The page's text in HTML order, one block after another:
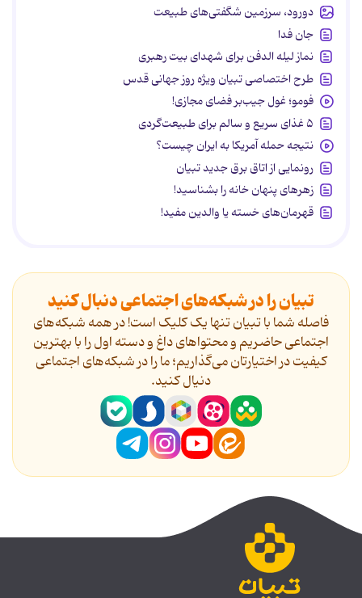
دورود، سرزمین شگفتی‌های طبیعت
جان فدا
نماز لیله الدفن برای شهدای بیت رهبری
طرح اختصاصی تبیان ویژه روز جهانی قدس
فومو؛ غول جیب‌بر فضای مجازی!
۵ غذای سریع و سالم برای طبیعت‌گردی
نتیجه حمله آمریکا به ایران چیست؟
رونمایی از اتاق برق جدید تبیان
زهرهای پنهان خانه را بشناسید!
قهرمان‌های خسته یا والدین مفید!
تبیان را در شبکه‌های اجتماعی دنبال کنید
فاصله شما با تبیان تنها یک کلیک است! در همه شبکه‌های
اجتماعی حاضریم و محتواهای داغ و دسته اول را با بهترین
کیفیت در اختیارتان می‌گذاریم؛ ما را در شبکه‌های اجتماعی
دنیال کنید.